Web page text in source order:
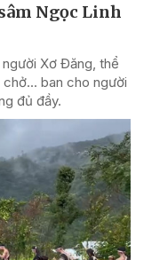
Ngọc Linh
Xơ Đăng, thể
ban cho người
đủ đầy.